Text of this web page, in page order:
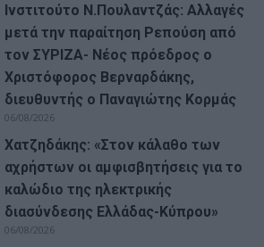
Ινστιτούτο Ν.Πουλαντζάς: Αλλαγές
μετά την παραίτηση Ρεπούση από
τον ΣΥΡΙΖΑ- Νέος πρόεδρος ο
Χριστόφορος Βερναρδάκης,
διευθυντής ο Παναγιώτης Κορμάς
06/08/2026
Χατζηδάκης: «Στον κάλαθο των
αχρήστων οι αμφισβητήσεις για το
καλώδιο της ηλεκτρικής
διασύνδεσης Ελλάδας-Κύπρου»
06/08/2026